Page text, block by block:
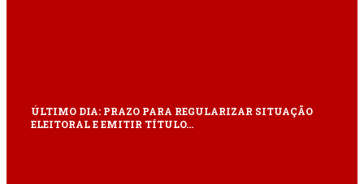
ÚLTIMO DIA: PRAZO PARA REGULARIZAR SITUAÇÃO
ELEITORAL E EMITIR TÍTULO…